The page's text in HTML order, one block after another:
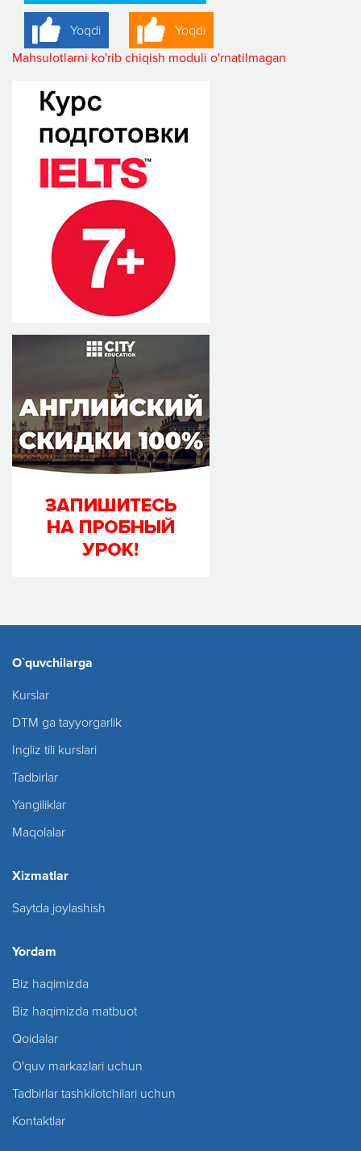
Yoqdi
Yoqdi
Mahsulotlarni ko'rib chiqish moduli o'rnatilmagan
O`quvchilarga
Kurslar
DTM ga tayyorgarlik
Ingliz tili kurslari
Tadbirlar
Yangiliklar
Maqolalar
Xizmatlar
Saytda joylashish
Yordam
Biz haqimizda
Biz haqimizda matbuot
Qoidalar
O'quv markazlari uchun
Tadbirlar tashkilotchilari uchun
Kontaktlar